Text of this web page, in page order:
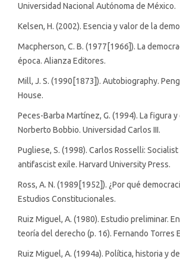
Universidad Nacional Autónoma de México.
Kelsen, H. (2002). Esencia y valor de la
Macpherson, C. B. (1977[1966]). La
época. Alianza Editores.
Mill, J. S. (1990[1873]). Autobiography.
House.
Peces-Barba Martínez, G. (1994). La figura
Norberto Bobbio. Universidad Carlos III.
Pugliese, S. (1998). Carlos Rosselli:
antifascist exile. Harvard University Press.
Ross, A. N. (1989[1952]). ¿Por qué
Estudios Constitucionales.
Ruiz Miguel, A. (1980). Estudio preliminar.
teoría del derecho (p. 16). Fernando Torres
Ruiz Miguel, A. (1994a). Política, historia y